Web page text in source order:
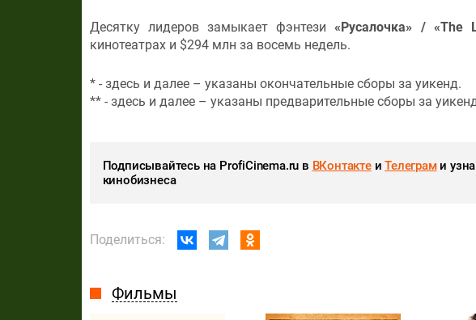
Десятку лидеров замыкает фэнтези«Русалочка» / «The
кинотеатрах и $294 млн за восемь недель.
* - здесь и далее – указаны окончательные сборы за уикенд.
** - здесь и далее – указаны предварительные сборы за
Подписывайтесь на ProfiCinema.ru в ВКонтактеиТелеграми
кинобизнеса
Поделиться:
Фильмы